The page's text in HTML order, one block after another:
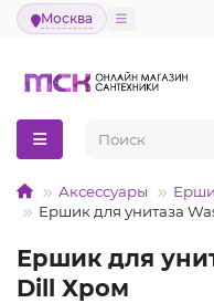
Москва
Аксессуары
Ершик для унитаза
Ершик для
Dill Хром